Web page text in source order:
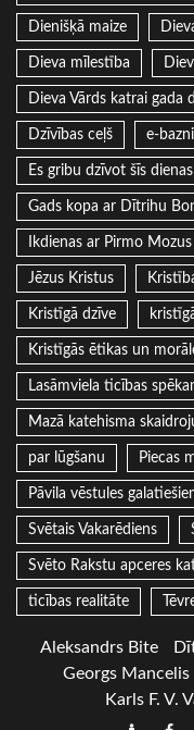
Dienišķā maize
Dieva mīlestība
Dieva Vārds katrai gada
Dzīvības ceļš e-
Es gribu dzīvot šīs
Gads kopa ar Dītrihu
Ikdienas ar Pirmo
Jēzus Kristus
Kristīgā dzīve
Kristīgās ētikas un
Lasāmviela ticības
Mazā katehisma
par lūgšanu Piecas
Pāvila vēstules
Svētais Vakarēdiens
Svēto Rakstu apceres
ticības realitāte
Aleksandrs Bite
Georgs Mancelis
Karls F. V.